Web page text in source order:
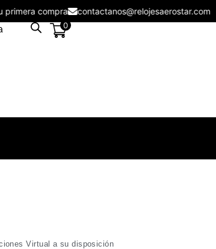
tu primera compra
0
Virtual a su disposición